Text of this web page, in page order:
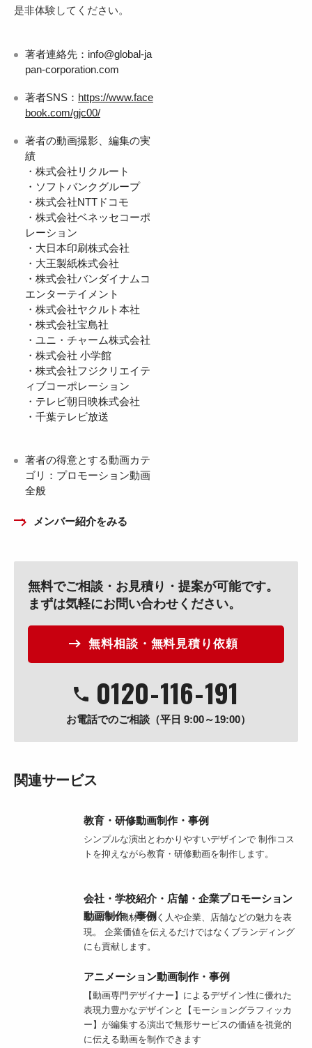
是非体験してください。
著者連絡先：info@global-ja
pan-corporation.com
著者SNS： https://www.face
book.com/gjc00/
著者の動画撮影、編集の実
績
・株式会社リクルート
・ソフトバンクグループ
・株式会社NTTドコモ
・株式会社ベネッセコーポ
レーション
・大日本印刷株式会社
・大王製紙株式会社
・株式会社バンダイナムコ
エンターテイメント
・株式会社ヤクルト本社
・株式会社宝島社
・ユニ・チャーム株式会社
・株式会社 小学館
・株式会社フジクリエイテ
ィブコーポレーション
・テレビ朝日映株式会社
・千葉テレビ放送
著者の得意とする動画カテ
ゴリ：プロモーション動画
全般
メンバー紹介をみる
無料でご相談・お見積り・提案が可能です。
まずは気軽にお問い合わせください。
無料相談・無料見積り依頼
0120-116-191
お電話でのご相談（平日 9:00～19:00）
関連サービス
教育・研修動画制作・事例
シンプルな演出とわかりやすいデザインで 制作コス
トを抑えながら教育・研修動画を制作します。
会社・学校紹介・店舗・企業プロモーション
動画制作・事例
映画用の機材で働く人や企業、店舗などの魅力を表
現。 企業価値を伝えるだけではなくブランディング
にも貢献します。
アニメーション動画制作・事例
【動画専門デザイナー】によるデザイン性に優れた
表現力豊かなデザインと【モーショングラフィッカ
ー】が編集する演出で無形サービスの価値を視覚的
に伝える動画を制作できます